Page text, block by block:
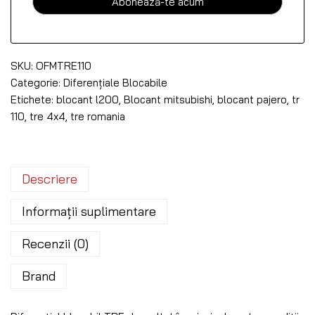
SKU: OFMTRE110
Categorie: Diferențiale Blocabile
Etichete: blocant l200 Blocant mitsubishi blocant pajero tr
110 tre 4x4 tre romania
Descriere
Informații suplimentare
Recenzii (0)
Brand